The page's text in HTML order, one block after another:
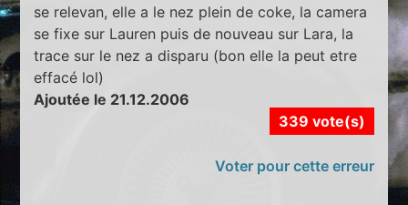
se relevan, elle a le nez plein de coke, la camera
se fixe sur Lauren puis de nouveau sur Lara, la
trace sur le nez a disparu (bon elle la peut etre
effacé lol)
Ajoutée le 21.12.2006
339 vote(s)
Voter pour cette erreur